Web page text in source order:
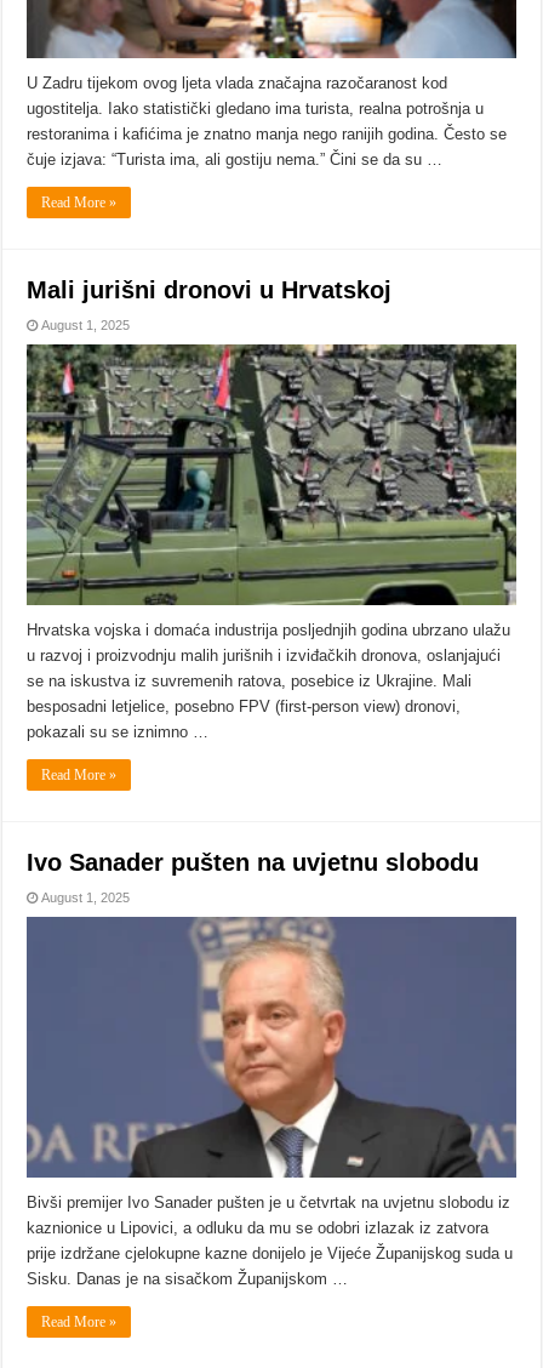
U Zadru tijekom ovog ljeta vlada značajna razočaranost kod
ugostitelja. Iako statistički gledano ima turista, realna potrošnja u
restoranima i kafićima je znatno manja nego ranijih godina. Često se
čuje izjava: “Turista ima, ali gostiju nema.” Čini se da su …
Read More »
Mali jurišni dronovi u Hrvatskoj
August 1, 2025
Hrvatska vojska i domaća industrija posljednjih godina ubrzano ulažu
u razvoj i proizvodnju malih jurišnih i izviđačkih dronova, oslanjajući
se na iskustva iz suvremenih ratova, posebice iz Ukrajine. Mali
besposadni letjelice, posebno FPV (first-person view) dronovi,
pokazali su se iznimno …
Read More »
Ivo Sanader pušten na uvjetnu slobodu
August 1, 2025
Bivši premijer Ivo Sanader pušten je u četvrtak na uvjetnu slobodu iz
kaznionice u Lipovici, a odluku da mu se odobri izlazak iz zatvora
prije izdržane cjelokupne kazne donijelo je Vijeće Županijskog suda u
Sisku. Danas je na sisačkom Županijskom …
Read More »